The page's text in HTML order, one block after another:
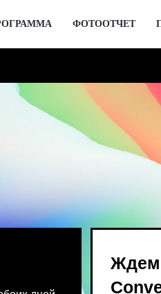
ФОТООТЧЕТ
Предпродажа билетов
Ждем вас 2